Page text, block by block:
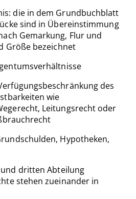
die in dem Grundbuchblatt
sind in Übereinstimmung
Gemarkung, Flur und
Größe bezeichnet
des
wie
Leitungsrecht oder
Hypotheken,
dritten Abteilung
stehen zueinander in